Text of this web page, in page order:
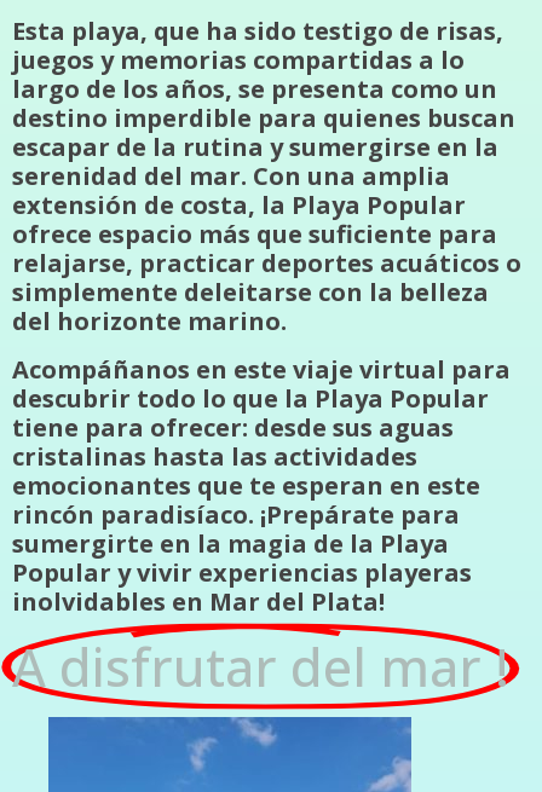
Esta playa, que ha sido testigo de risas,
juegos y memorias compartidas a lo
largo de los años, se presenta como un
destino imperdible para quienes buscan
escapar de la rutina y sumergirse en la
serenidad del mar. Con una amplia
extensión de costa, la Playa Popular
ofrece espacio más que suficiente para
relajarse, practicar deportes acuáticos o
simplemente deleitarse con la belleza
del horizonte marino.
Acompáñanos en este viaje virtual para
descubrir todo lo que la Playa Popular
tiene para ofrecer: desde sus aguas
cristalinas hasta las actividades
emocionantes que te esperan en este
rincón paradisíaco. ¡Prepárate para
sumergirte en la magia de la Playa
Popular y vivir experiencias playeras
inolvidables en Mar del Plata!
A disfrutar del mar !